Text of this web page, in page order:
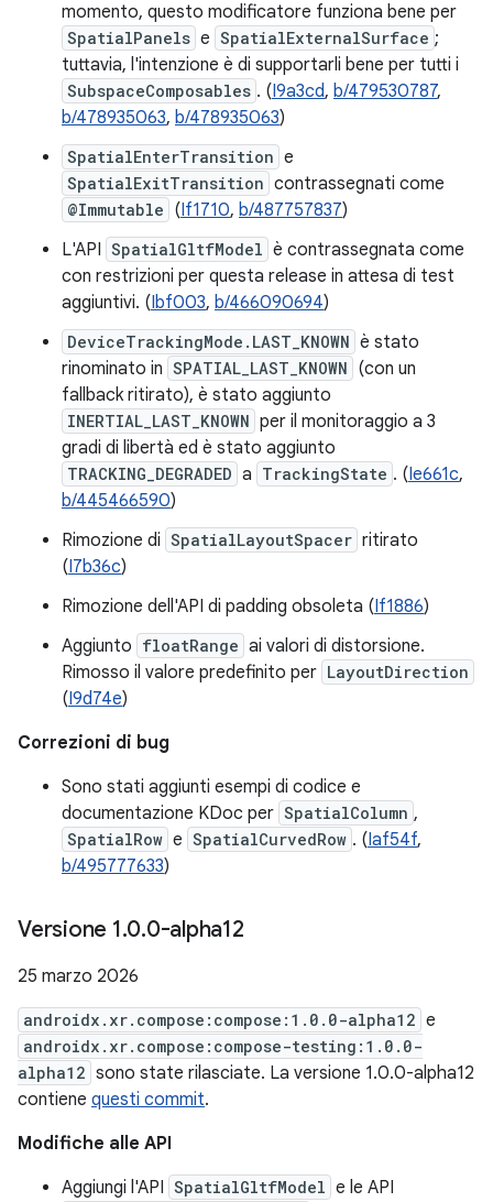
momento, questo modificatore funziona bene per
SpatialPanels e SpatialExternalSurface ;
tuttavia, l'intenzione è di supportarli bene per tutti i
SubspaceComposables . (I9a3cd, b/479530787,
b/478935063, b/478935063)
SpatialEnterTransition e
SpatialExitTransition contrassegnati come
@Immutable (If1710, b/487757837)
L'API SpatialGltfModel è contrassegnata come
con restrizioni per questa release in attesa di test
aggiuntivi. (Ibf003, b/466090694)
DeviceTrackingMode.LAST_KNOWN è stato
rinominato in SPATIAL_LAST_KNOWN (con un
fallback ritirato), è stato aggiunto
INERTIAL_LAST_KNOWN per il monitoraggio a 3
gradi di libertà ed è stato aggiunto
TRACKING_DEGRADED a TrackingState . (Ie661c,
b/445466590)
Rimozione di SpatialLayoutSpacer ritirato
(I7b36c)
Rimozione dell'API di padding obsoleta (If1886)
Aggiunto floatRange ai valori di distorsione.
Rimosso il valore predefinito per LayoutDirection
(I9d74e)
Correzioni di bug
Sono stati aggiunti esempi di codice e
documentazione KDoc per SpatialColumn ,
SpatialRow e SpatialCurvedRow . (Iaf54f,
b/495777633)
Versione 1.0.0-alpha12
25 marzo 2026
androidx.xr.compose:compose:1.0.0-alpha12 e
androidx.xr.compose:compose-testing:1.0.0-
alpha12 sono state rilasciate. La versione 1.0.0-alpha12
contiene questi commit.
Modifiche alle API
Aggiungi l'API SpatialGltfModel e le API